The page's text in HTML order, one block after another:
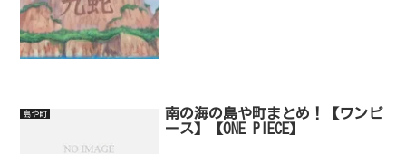
島や町
南の海の島や町まとめ！【ワンピ
ース】【ONE PIECE】